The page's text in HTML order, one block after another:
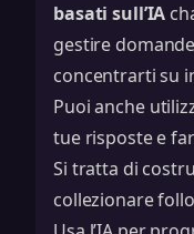
basati sull’IA
gestire
concentrarti su
Puoi anche
tue risposte e
Si tratta di
collezionare